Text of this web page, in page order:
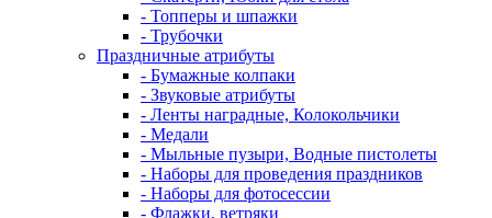
- Топперы и шпажки
- Трубочки
Праздничные атрибуты
- Бумажные колпаки
- Звуковые атрибуты
- Ленты наградные, Колокольчики
- Медали
- Мыльные пузыри, Водные пистолеты
- Наборы для проведения праздников
- Наборы для фотосессии
- Флажки, ветряки